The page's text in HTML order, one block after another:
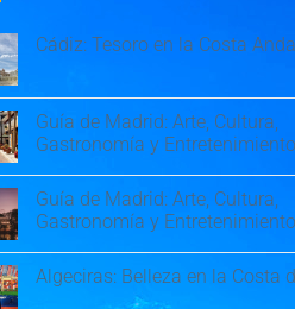
Cádiz: Tesoro en la Costa
Guía de Madrid: Arte, Cultura,
Gastronomía y Entretenimiento
Guía de Madrid: Arte, Cultura,
Gastronomía y Entretenimiento
Algeciras: Belleza en la Costa